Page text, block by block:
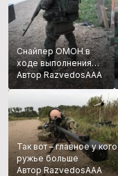
Снайпер ОМОН в
ходе выполнения
боевой задачи
Автор RazvedosAAA
Так вот – главное у кого
ружье больше
Автор RazvedosAAA